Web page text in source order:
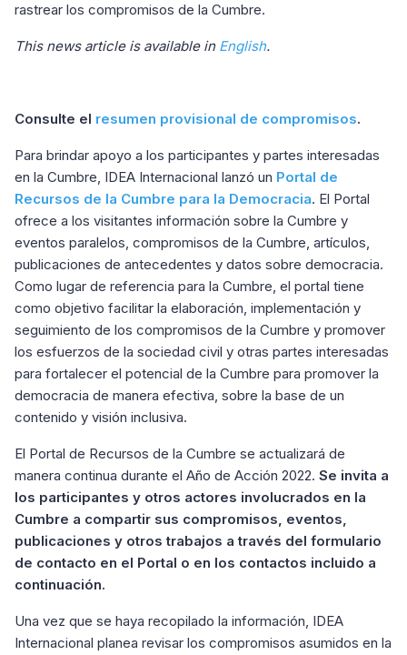
rastrear los compromisos de la Cumbre.
This news article is available in English.
Consulte el resumen provisional de compromisos.
Para brindar apoyo a los participantes y partes interesadas
en la Cumbre, IDEA Internacional lanzó un Portal de
Recursos de la Cumbre para la Democracia. El Portal
ofrece a los visitantes información sobre la Cumbre y
eventos paralelos, compromisos de la Cumbre, artículos,
publicaciones de antecedentes y datos sobre democracia.
Como lugar de referencia para la Cumbre, el portal tiene
como objetivo facilitar la elaboración, implementación y
seguimiento de los compromisos de la Cumbre y promover
los esfuerzos de la sociedad civil y otras partes interesadas
para fortalecer el potencial de la Cumbre para promover la
democracia de manera efectiva, sobre la base de un
contenido y visión inclusiva.
El Portal de Recursos de la Cumbre se actualizará de
manera continua durante el Año de Acción 2022. Se invita a
los participantes y otros actores involucrados en la
Cumbre a compartir sus compromisos, eventos,
publicaciones y otros trabajos a través del formulario
de contacto en el Portal o en los contactos incluido a
continuación.
Una vez que se haya recopilado la información, IDEA
Internacional planea revisar los compromisos asumidos en la